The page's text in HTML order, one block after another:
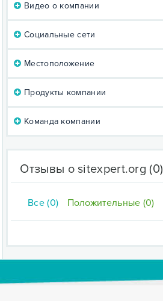
Видео о компании
Социальные сети
Местоположение
Продукты компании
Команда компании
Отзывы о sitexpert.org (0)
Все (0) Положительные (0)